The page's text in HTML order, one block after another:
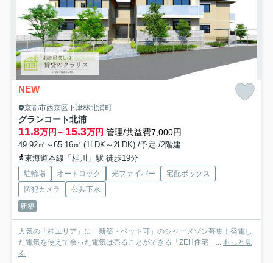
NEW
京都市西京区下津林北浦町
グランコート北浦
11.8万円～15.3万円 管理/共益費7,000円
49.92㎡～65.16㎡ (1LDK～2LDK) /予定 /2階建
東海道本線「桂川」駅 徒歩19分
駐輪場 オートロック 光ファイバー
宅配ボックス
防犯カメラ
公共下水
新築
人気の「桂エリア」に「新築・ペット可」のシャーメゾン募集！発電し
た電気を使えて余った電気は売ることができる「ZEH住宅」... もっと見
る